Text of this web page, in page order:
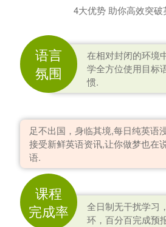
4大优势 助你高效突破
语言
氛围
在相对封闭的环境
学全方位使用目标
惯.
足不出国，身临其境,每日纯英语
接受新鲜英语资讯,让你做梦也在
语.
课程
完成率
全日制无干扰学习
环，百分百完成预